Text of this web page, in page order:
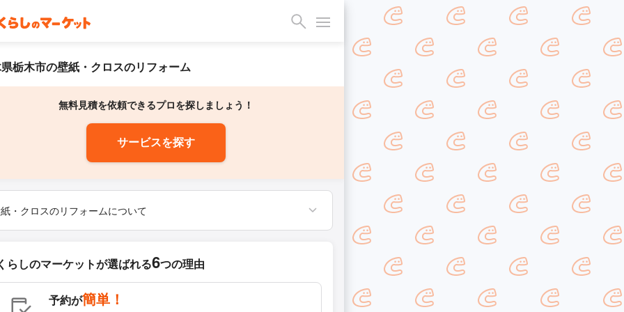
栃木市の壁紙・クロスのリフォーム
無料見積を依頼できるプロを探しましょう！
サービスを探す
・クロスのリフォームについて
らしのマーケットが選ばれる6つの理由
予約が簡単！